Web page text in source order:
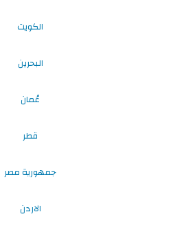
الكويت
البحرين
عُمان
قطر
جمهورية مصر
الاردن